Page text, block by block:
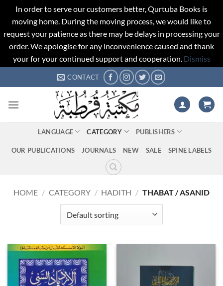
In order to serve our customers better, Qurtuba Books is
moving home. During the moving process, we would like to
request your patience as there may be delays in processing your
order. We apologise for any inconvenience caused and thank
your for your continued support and cooperation. Dismiss
to
CONTACT
LANGUAGE CATEGORY PUBLISHERS
OUR PUBLICATIONS JOURNALS NEW SALE SPINE LABELS
HOME / CATEGORY / HADITH / THABAT / ASANID